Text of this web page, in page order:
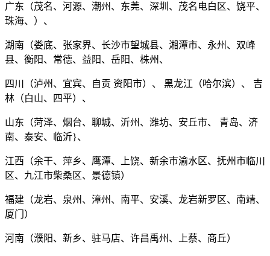
广东（茂名、河源、潮州、东莞、深圳、茂名电白区、饶平、
珠海、）、
湖南（娄底、张家界、长沙市望城县、湘潭市、永州、双峰
县、衡阳、常德、益阳、岳阳、株州、
四川（泸州、宜宾、自贡 资阳市）、 黑龙江（哈尔滨）、 吉
林（白山、四平）、
山东（菏泽、烟台、聊城、沂州、潍坊、安丘市、 青岛、济
南、泰安、临沂}、
江西（余干、萍乡、鹰潭、上饶、新余市渝水区、抚州市临川
区、九江市柴桑区、景德镇）
福建（龙岩、泉州、漳州、南平、安溪、龙岩新罗区、南靖、
厦门）
河南（濮阳、新乡、驻马店、许昌禹州、上蔡、商丘）